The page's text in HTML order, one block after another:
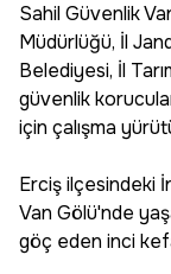
Sahil Güvenlik
Müdürlüğü, İl
Belediyesi, İl
güvenlik
için çalışma
Erciş ilçesindeki
Van Gölü'nde
göç eden inci